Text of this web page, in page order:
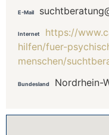
E-Mail
Internet
https://
hilfen/fuer-
menschen/
Bundesland Nordrhein-